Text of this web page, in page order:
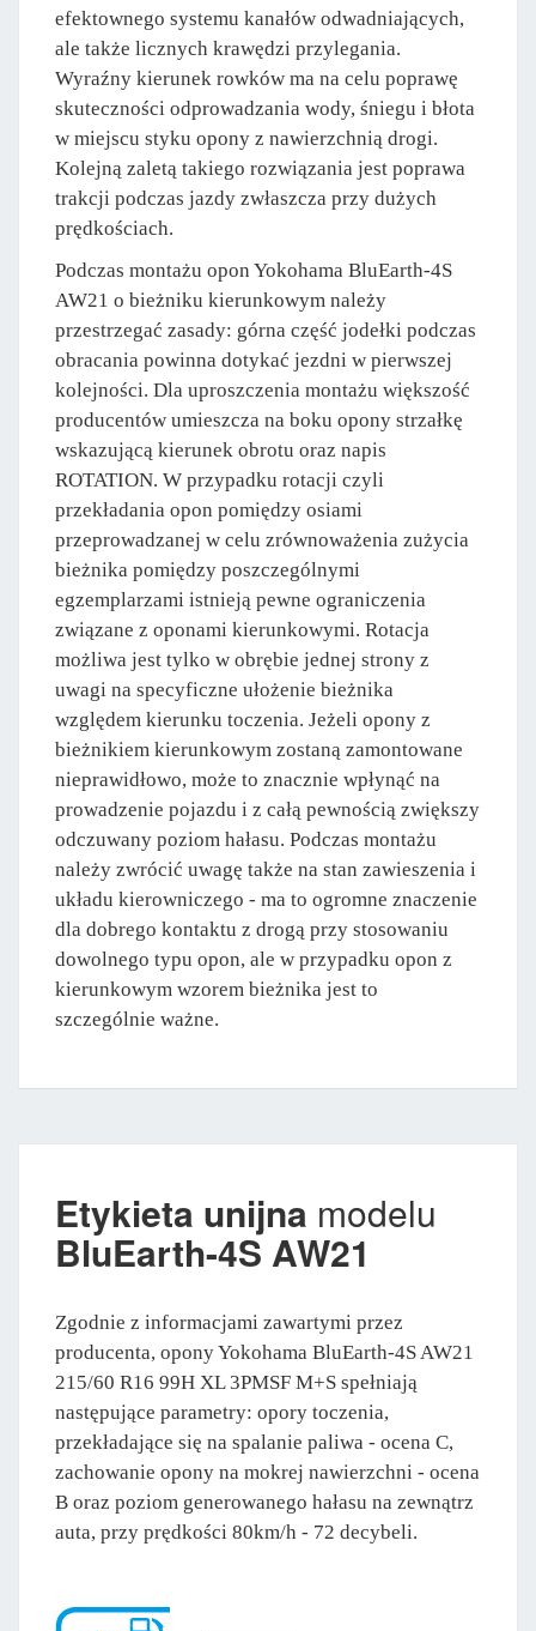
efektownego systemu kanałów odwadniających,
ale także licznych krawędzi przylegania.
Wyraźny kierunek rowków ma na celu poprawę
skuteczności odprowadzania wody, śniegu i błota
w miejscu styku opony z nawierzchnią drogi.
Kolejną zaletą takiego rozwiązania jest poprawa
trakcji podczas jazdy zwłaszcza przy dużych
prędkościach.
Podczas montażu opon Yokohama BluEarth-4S
AW21 o bieżniku kierunkowym należy
przestrzegać zasady: górna część jodełki podczas
obracania powinna dotykać jezdni w pierwszej
kolejności. Dla uproszczenia montażu większość
producentów umieszcza na boku opony strzałkę
wskazującą kierunek obrotu oraz napis
ROTATION. W przypadku rotacji czyli
przekładania opon pomiędzy osiami
przeprowadzanej w celu zrównoważenia zużycia
bieżnika pomiędzy poszczególnymi
egzemplarzami istnieją pewne ograniczenia
związane z oponami kierunkowymi. Rotacja
możliwa jest tylko w obrębie jednej strony z
uwagi na specyficzne ułożenie bieżnika
względem kierunku toczenia. Jeżeli opony z
bieżnikiem kierunkowym zostaną zamontowane
nieprawidłowo, może to znacznie wpłynąć na
prowadzenie pojazdu i z całą pewnością zwiększy
odczuwany poziom hałasu. Podczas montażu
należy zwrócić uwagę także na stan zawieszenia i
układu kierowniczego - ma to ogromne znaczenie
dla dobrego kontaktu z drogą przy stosowaniu
dowolnego typu opon, ale w przypadku opon z
kierunkowym wzorem bieżnika jest to
szczególnie ważne.
Etykieta unijna modelu
BluEarth-4S AW21
Zgodnie z informacjami zawartymi przez
producenta, opony Yokohama BluEarth-4S AW21
215/60 R16 99H XL 3PMSF M+S spełniają
następujące parametry: opory toczenia,
przekładające się na spalanie paliwa - ocena C,
zachowanie opony na mokrej nawierzchni - ocena
B oraz poziom generowanego hałasu na zewnątrz
auta, przy prędkości 80km/h - 72 decybeli.